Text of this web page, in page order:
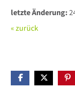
letzte Änderung:
« zurück